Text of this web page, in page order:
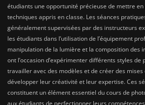
étudiants une opportunité précieuse de mettre
techniques appris en classe. Les séances
généralement supervisées par des instructeurs
les étudiants dans l’utilisation de l’équipement
manipulation de la lumière et la composition des
ont l’occasion d’expérimenter différents styles de
travailler avec des modèles et de créer des
développer leur créativité et leur expertise. Ces
constituent un élément essentiel du cours de
aux étudiants de perfectionner leurs